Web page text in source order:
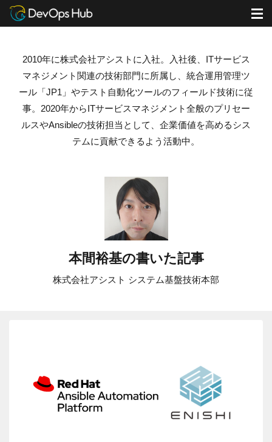
DevOps Hub ブログ 本間裕基の書いた記事
本間裕基の書いた記事
株式会社アシスト システム基盤技術本部
2010年に株式会社アシストに入社。
入社後、ITサービス
マネジメント関連の技術部門に所属し、統合運用管理ツ
ール「JP1」やテスト自動化ツールのフィールド技術に従
事。 2020年からITサービスマネジメント全般のプリセー
ルスやAnsibleの技術担当として、企業価値を高めるシス
テムに貢献できるよう活動中。